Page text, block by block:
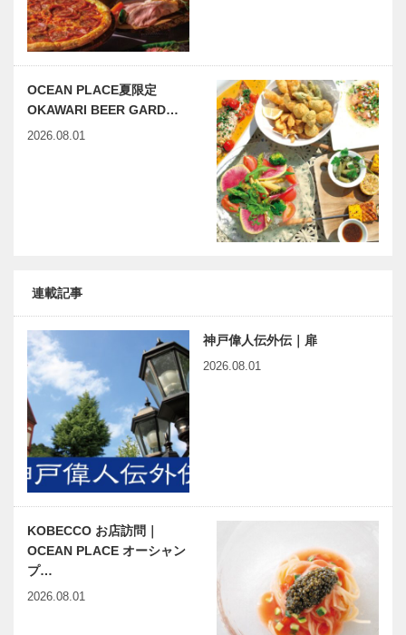
OCEAN PLACE夏限定
OKAWARI BEER GARD…
2026.08.01
連載記事
神戸偉人伝外伝｜扉
2026.08.01
KOBECCO お店訪問｜
OCEAN PLACE オーシャン
プ…
2026.08.01